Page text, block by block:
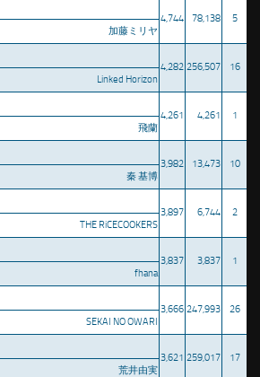
4,744
78,138
5
加藤ミリヤ
4,282 256,507
16
Linked Horizon
4,261
4,261
1
飛蘭
3,982
13,473
10
秦 基博
3,897
6,744
2
THE RiCECOOKERS
3,837
3,837
1
fhana
3,666 247,993
26
SEKAI NO OWARI
3,621 259,017
17
荒井由実